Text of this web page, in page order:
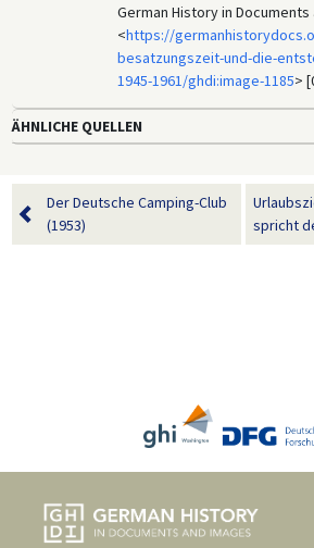
German History in Documents
<https://
besatzungszeit-und-die-
1945-1961/ghdi:image-1185>
ÄHNLICHE QUELLEN
Der Deutsche Camping-Club
(1953)
spricht